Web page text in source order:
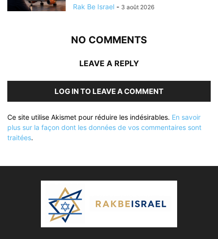
Rak Be Israel - 3 août 2026
NO COMMENTS
LEAVE A REPLY
LOG IN TO LEAVE A COMMENT
Ce site utilise Akismet pour réduire les indésirables. En savoir
plus sur la façon dont les données de vos commentaires sont
traitées.